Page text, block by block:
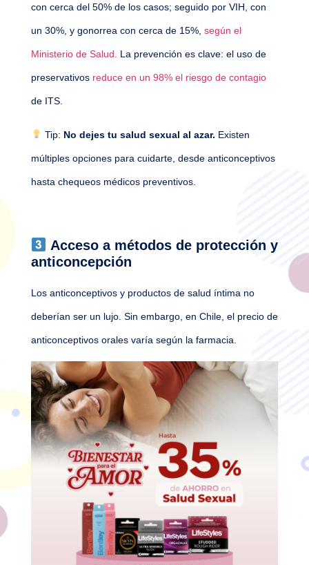
con cerca del 50% de los casos; seguido por VIH, con
un 30%, y gonorrea con cerca de 15%, según el
Ministerio de Salud. La prevención es clave: el uso de
preservativos reduce en un 98% el riesgo de contagio
de ITS.
Tip: No dejes tu salud sexual al azar. Existen
múltiples opciones para cuidarte, desde anticonceptivos
hasta chequeos médicos preventivos.
Acceso a métodos de protección y
anticoncepción
Los anticonceptivos y productos de salud íntima no
deberían ser un lujo. Sin embargo, en Chile, el precio de
anticonceptivos orales varía según la farmacia.